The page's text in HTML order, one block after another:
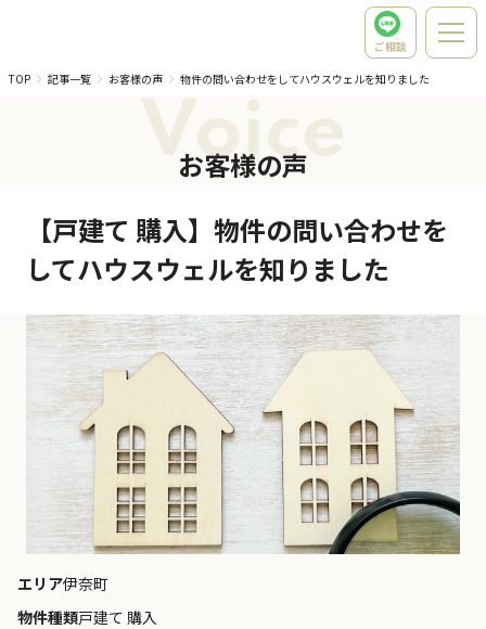
ご相談
TOP
記事一覧 お客様の声 物件の問い合わせをしてハウスウェルを知りました
Voice
お客様の声
【戸建て 購入】物件の問い合わせを
してハウスウェルを知りました
エリア伊奈町
物件種類戸建て 購入